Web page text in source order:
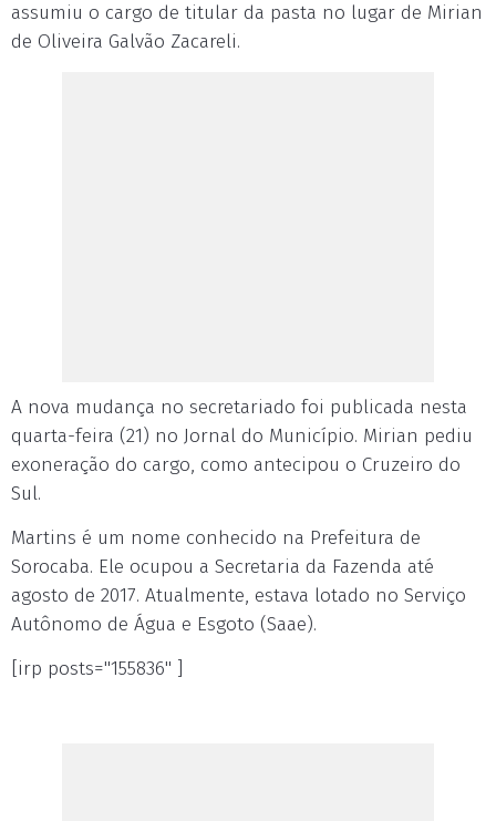
assumiu o cargo de titular da pasta no lugar de Mirian
de Oliveira Galvão Zacareli.
A nova mudança no secretariado foi publicada nesta
quarta-feira (21) no Jornal do Município. Mirian pediu
exoneração do cargo, como antecipou o Cruzeiro do
Sul.
Martins é um nome conhecido na Prefeitura de
Sorocaba. Ele ocupou a Secretaria da Fazenda até
agosto de 2017. Atualmente, estava lotado no Serviço
Autônomo de Água e Esgoto (Saae).
[irp posts="155836" ]